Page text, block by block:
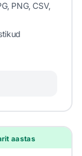
PNG, CSV,
aastas